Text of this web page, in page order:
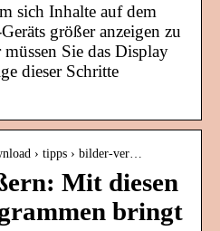
sich Inhalte auf dem
größer anzeigen zu
Sie das Display
dieser Schritte
› tipps › bilder-ver…
Mit diesen
bringt